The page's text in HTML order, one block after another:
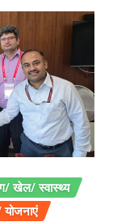
खेल/ स्वास्थ्य